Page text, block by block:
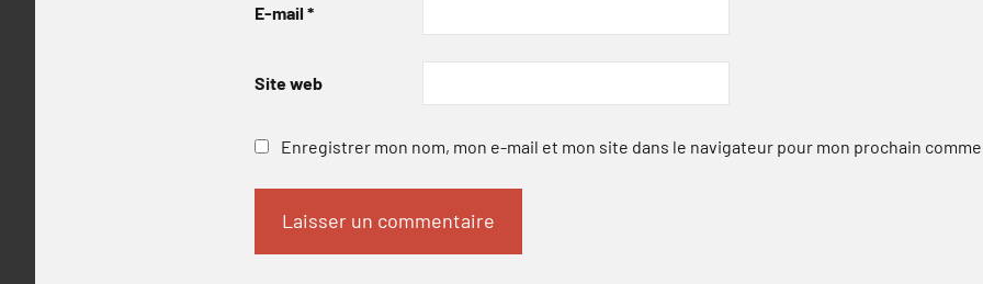
E-mail *
Site web
Enregistrer mon nom, mon e-mail et mon site dans le navigateur pour mon prochain